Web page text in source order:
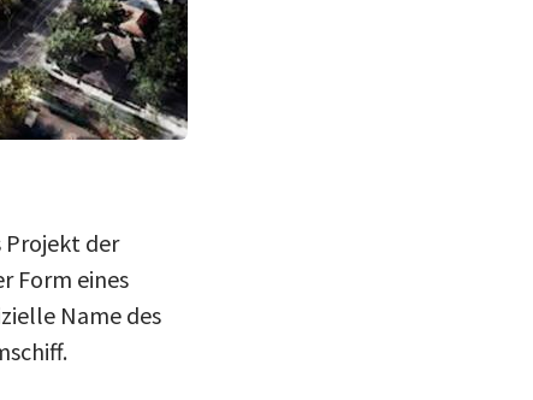
Projekt der
Form eines
Name des